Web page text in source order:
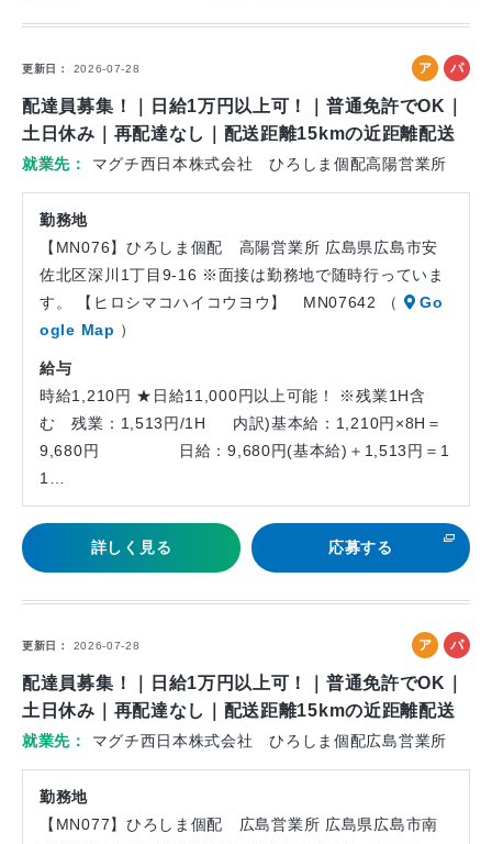
更新日 2026-07-28
ア
バ
イ
ト
パ
ー
ト
配達員募集！｜日給1万円以上可！｜普通免許でOK｜
土日休み｜再配達なし｜配送距離15kmの近距離配送
就業先 マグチ西日本株式会社 ひろしま個配高陽営業所
勤務地
【MN076】ひろしま個配 高陽営業所 広島県広島市安
佐北区深川1丁目9-16 ※面接は勤務地で随時行っていま
す。 【ヒロシマコハイコウヨウ】 MN07642 （
Go
ogle Map ）
給与
時給1,210円 ★日給11,000円以上可能！ ※残業1H含
む 残業：1,513円/1H 内訳)基本給：1,210円×8H＝
9,680円 日給：9,680円(基本給)＋1,513円＝1
1…
詳しく見る 応募する
更新日 2026-07-28
ア
バ
イ
ト
パ
ー
ト
配達員募集！｜日給1万円以上可！｜普通免許でOK｜
土日休み｜再配達なし｜配送距離15kmの近距離配送
就業先 マグチ西日本株式会社 ひろしま個配広島営業所
勤務地
【MN077】ひろしま個配 広島営業所 広島県広島市南